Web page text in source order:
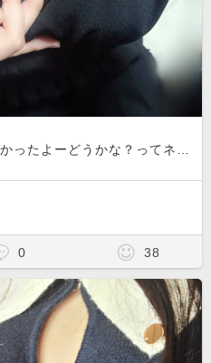
0 38